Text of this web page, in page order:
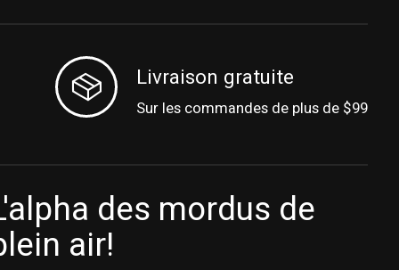
Livraison gratuite
Sur les commandes de plus de $99
des mordus de
air!